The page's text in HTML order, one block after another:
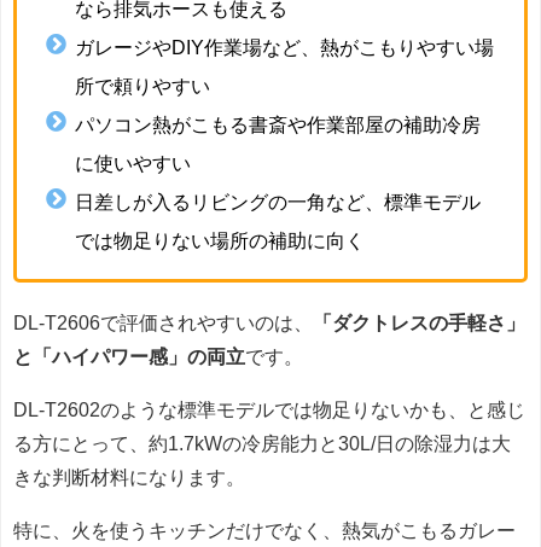
なら排気ホースも使える
ガレージやDIY作業場など、熱がこもりやすい場
所で頼りやすい
パソコン熱がこもる書斎や作業部屋の補助冷房
に使いやすい
日差しが入るリビングの一角など、標準モデル
では物足りない場所の補助に向く
DL-T2606で評価されやすいのは、
「ダクトレスの手軽さ」
と「ハイパワー感」の両立です。
DL-T2602のような標準モデルでは物足りないかも、と感じ
る方にとって、約1.7kWの冷房能力と30L/日の除湿力は大
きな判断材料になります。
特に、火を使うキッチンだけでなく、熱気がこもるガレー